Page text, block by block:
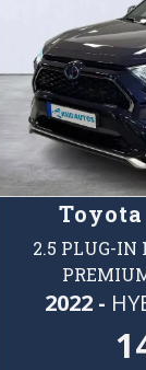
2.5 PLUG-IN
2022 -